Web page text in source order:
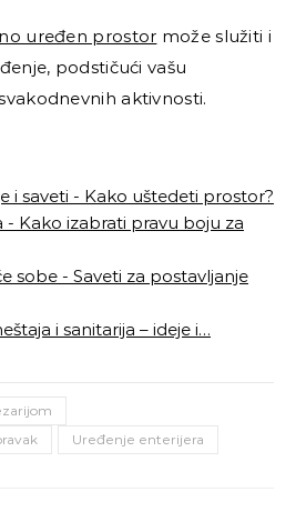
uređen prostor može služiti i
podstičući vašu
aktivnosti.
i saveti - Kako uštedeti prostor?
- Kako izabrati pravu boju za
sobe - Saveti za postavljanje
i sanitarija – ideje i…
Uređenje enterijera